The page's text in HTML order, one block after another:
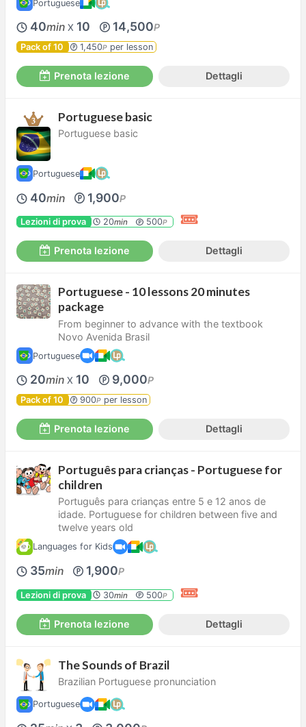
Portuguese
40min X 10 14,500P
Pack of 10 1,450P per lesson
Prenota lezione Dettagli
Portuguese basic
Portuguese basic
Portuguese
40min 1,900P
Lezioni di prova 20min 500P
Prenota lezione Dettagli
Portuguese - 10 lessons 20 minutes
package
From beginner to advance with the textbook
Novo Avenida Brasil
Portuguese
20min X 10 9,000P
Pack of 10 900P per lesson
Prenota lezione Dettagli
Português para crianças - Portuguese for
children
Português para crianças entre 5 e 12 anos de
idade. Portuguese for children between five and
twelve years old
Languages for Kids
35min 1,900P
Lezioni di prova 30min 500P
Prenota lezione Dettagli
The Sounds of Brazil
Brazilian Portuguese pronunciation
Portuguese